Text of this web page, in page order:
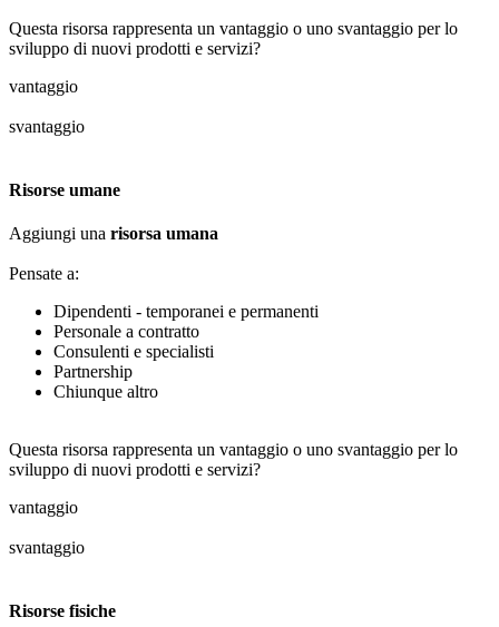
Questa risorsa rappresenta un vantaggio o uno svantaggio per lo
sviluppo di nuovi prodotti e servizi?
vantaggio
svantaggio
Risorse umane
Aggiungi una risorsa umana
Pensate a:
Dipendenti - temporanei e permanenti
Personale a contratto
Consulenti e specialisti
Partnership
Chiunque altro
Questa risorsa rappresenta un vantaggio o uno svantaggio per lo
sviluppo di nuovi prodotti e servizi?
vantaggio
svantaggio
Risorse fisiche